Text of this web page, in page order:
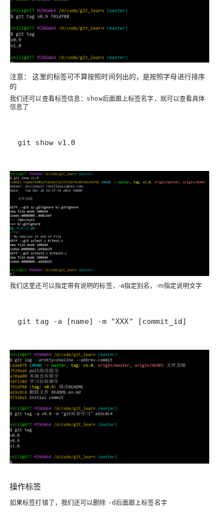
注意：
这里的标签可不算按照时间列出的，是按照字母进行排序
的
我们还可以查看标签信息： show后面跟上标签名字，就可以查看具体
信息了
git show v1.0
我们这里还可以指定带有说明的标签，-a指定别名，-m指定说明文字
git tag -a [name] -m "XXX" [commit_id]
操作标签
如果标签打错了，我们还可以删除 -d 后面跟上标签名字